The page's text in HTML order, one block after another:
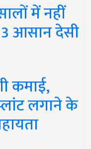
में नहीं
आसान देसी
कमाई,
लगाने के